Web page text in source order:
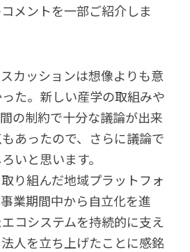
メントを一部ご紹介しま
カッションは想像よりも意
た。新しい産学の取組みや
の制約で十分な議論が出来
あったので、さらに議論で
いと思います。
り組んだ地域プラットフォ
業期間中から自立化を進
コシステムを持続的に支え
人を立ち上げたことに感銘